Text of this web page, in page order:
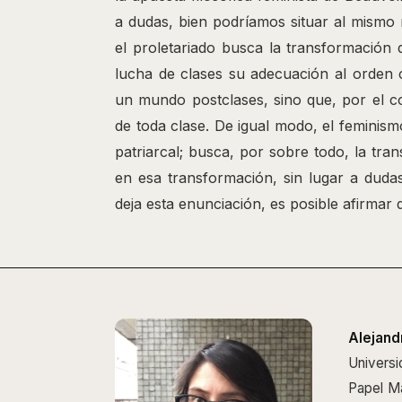
a dudas, bien podríamos situar al
el proletariado busca la transformación
lucha de clases su adecuación al
un mundo postclases, sino que, por el
de toda clase. De igual modo, el
patriarcal; busca, por sobre todo, la
en esa transformación, sin lugar a
deja esta enunciación, es posible
Papel